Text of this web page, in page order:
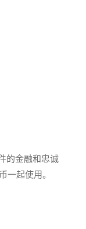
的金融和忠诚
一起使用。